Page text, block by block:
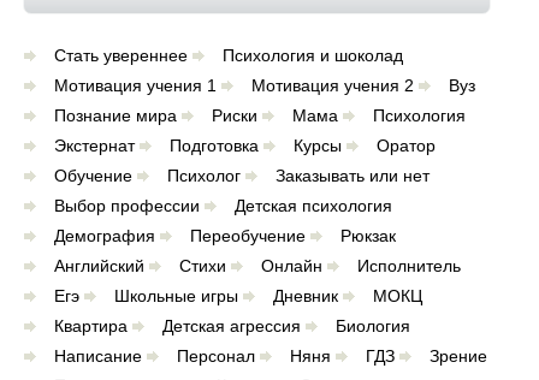
Стать увереннее
Психология и шоколад
Мотивация учения 1
Мотивация учения 2
Вуз
Познание мира
Риски Мама
Психология
Экстернат
Подготовка Курсы
Оратор
Обучение
Психолог
Заказывать или нет
Выбор профессии
Детская психология
Демография
Переобучение
Рюкзак
Английский
Стихи Онлайн
Исполнитель
Егэ
Школьные игры Дневник
МОКЦ
Квартира
Детская агрессия
Биология
Написание
Персонал Няня ГДЗ
Зрение